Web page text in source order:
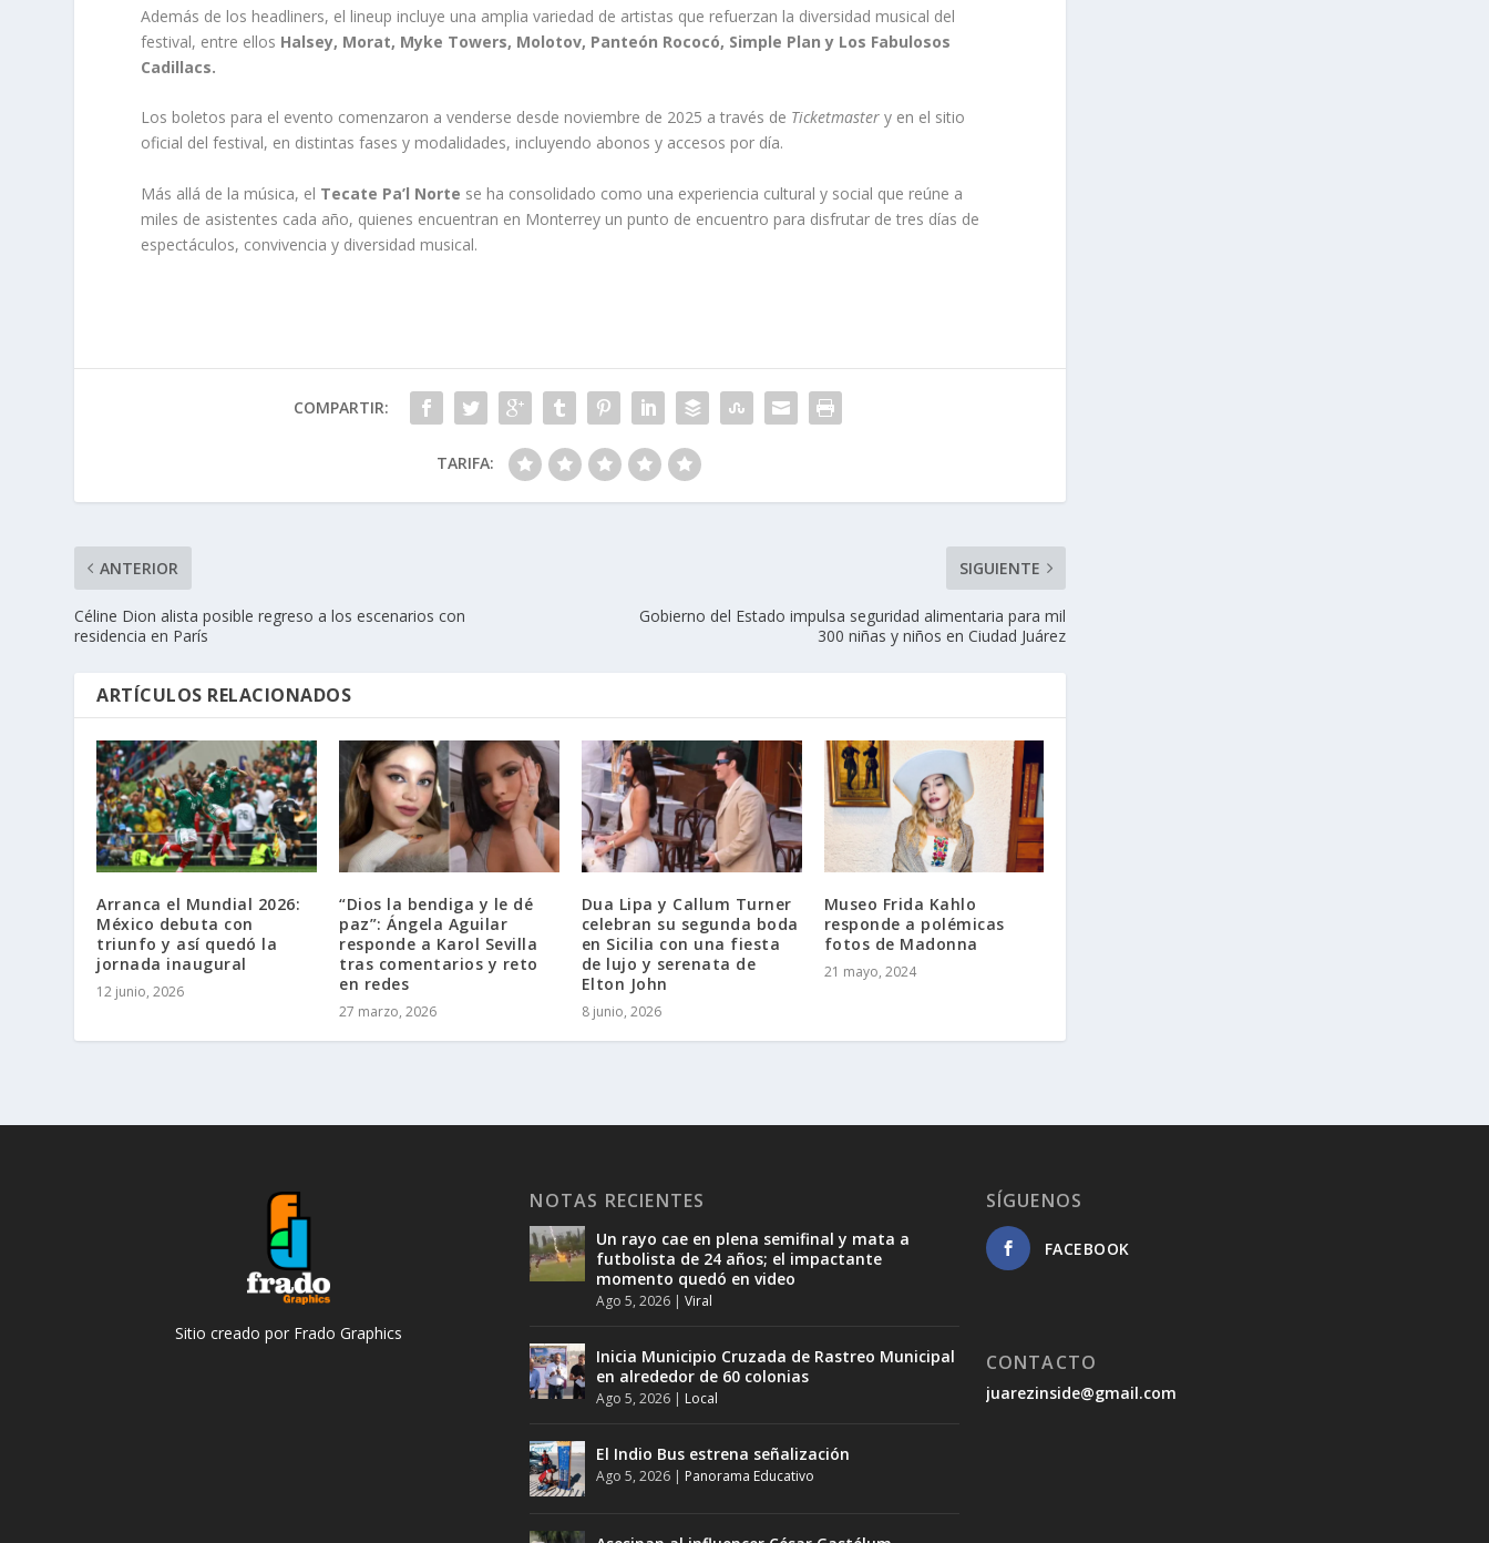
Además de los headliners, el lineup incluye una amplia variedad de artistas que refuerzan la diversidad musical del
festival, entre ellos Halsey, Morat, Myke Towers, Molotov, Panteón Rococó, Simple Plan y Los Fabulosos
Cadillacs.
Los boletos para el evento comenzaron a venderse desde noviembre de 2025 a través de Ticketmastery en el sitio
oficial del festival, en distintas fases y modalidades, incluyendo abonos y accesos por día.
Más allá de la música, el Tecate Pa’l Norte se ha consolidado como una experiencia cultural y social que reúne a
miles de asistentes cada año, quienes encuentran en Monterrey un punto de encuentro para disfrutar de tres días de
espectáculos, convivencia y diversidad musical.
COMPARTIR:
TARIFA:
ANTERIOR
Céline Dion alista posible regreso a los escenarios con
residencia en París
SIGUIENTE
Gobierno del Estado impulsa seguridad alimentaria para mil
300 niñas y niños en Ciudad Juárez
ARTÍCULOS RELACIONADOS
Arranca el Mundial 2026:
México debuta con
triunfo y así quedó la
jornada inaugural
12 junio, 2026
“Dios la bendiga y le dé
paz”: Ángela Aguilar
responde a Karol Sevilla
tras comentarios y reto
en redes
27 marzo, 2026
Dua Lipa y Callum Turner
celebran su segunda boda
en Sicilia con una fiesta
de lujo y serenata de
Elton John
8 junio, 2026
Museo Frida Kahlo
responde a polémicas
fotos de Madonna
21 mayo, 2024
Sitio creado por Frado Graphics
NOTAS RECIENTES
Un rayo cae en plena semifinal y mata a
futbolista de 24 años; el impactante
momento quedó en video
Ago 5, 2026 |Viral
Inicia Municipio Cruzada de Rastreo Municipal
en alrededor de 60 colonias
Ago 5, 2026 | Local
El Indio Bus estrena señalización
Ago 5, 2026 | Panorama Educativo
SÍGUENOS
FACEBOOK
CONTACTO
juarezinside@gmail.com